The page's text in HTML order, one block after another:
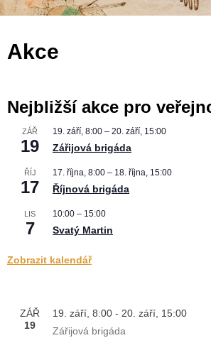
Akce
Nejbližší akce pro
ZÁŘ
19
19. září, 8:00 – 20. září, 15:00
Zářijová brigáda
ŘÍJ
17
17. října, 8:00 – 18. října, 15:00
Říjnová brigáda
LIS
7
10:00 – 15:00
Svatý Martin
Zobrazit kalendář
ZÁŘ
19
19. září, 8:00 - 20. září, 15:00
Zářijová brigáda